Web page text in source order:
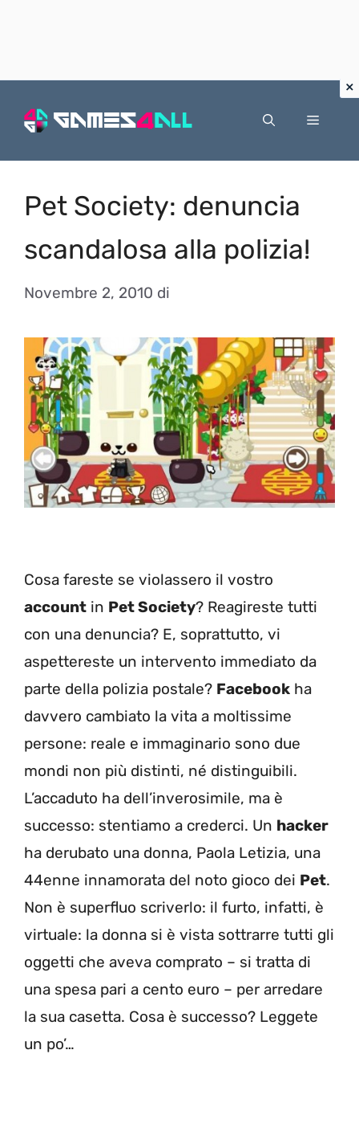
Menu
Pet Society: denuncia
scandalosa alla polizia!
Novembre 2, 2010 di
Cosa fareste se violassero il vostro
account in Pet Society? Reagireste tutti
con una denuncia? E, soprattutto, vi
aspettereste un intervento immediato da
parte della polizia postale? Facebook ha
davvero cambiato la vita a moltissime
persone: reale e immaginario sono due
mondi non più distinti, né distinguibili.
L’accaduto ha dell’inverosimile, ma è
successo: stentiamo a crederci. Un hacker
ha derubato una donna, Paola Letizia, una
44enne innamorata del noto gioco dei Pet.
Non è superfluo scriverlo: il furto, infatti, è
virtuale: la donna si è vista sottrarre tutti gli
oggetti che aveva comprato – si tratta di
una spesa pari a cento euro – per arredare
la sua casetta. Cosa è successo? Leggete
un po’…